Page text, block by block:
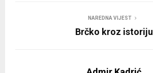
NAREDNA VIJEST
Brčko kroz istoriju